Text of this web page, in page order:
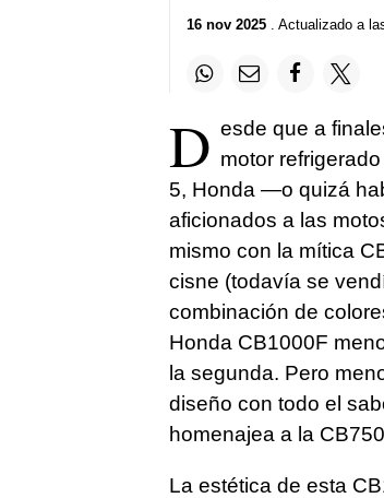
16 nov 2025. Actualizado a
D esde que a
motor
5, Honda —o quizá
aficionados a las
mismo con la mítica
cisne (todavía se
combinación de
Honda CB1000F
la segunda. Pero
diseño con todo el
homenajea a la
La estética de esta